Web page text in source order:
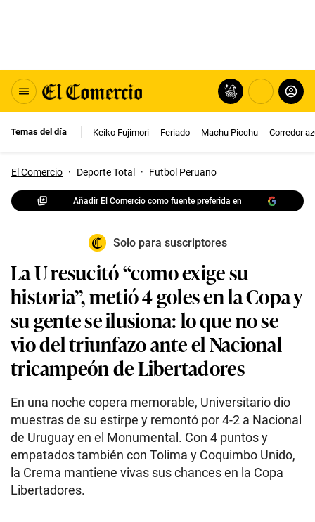
Temas del día Keiko Fujimori Feriado Machu Picchu Corredor
El Comercio · Deporte Total · Futbol Peruano
Añadir El Comercio como fuente preferida en
Solo para suscriptores
La U resucitó “como exige su
historia”, metió 4 goles en la Copa y
su gente se ilusiona: lo que no se
vio del triunfazo ante el Nacional
tricampeón de Libertadores
En una noche copera memorable, Universitario dio
muestras de su estirpe y remontó por 4-2 a Nacional
de Uruguay en el Monumental. Con 4 puntos y
empatados también con Tolima y Coquimbo Unido,
la Crema mantiene vivas sus chances en la Copa
Libertadores.